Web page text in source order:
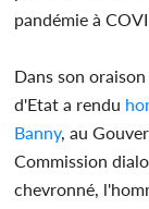
pandémie à
Dans son
d'Etat a rendu
Banny, au
Commission
chevronné,